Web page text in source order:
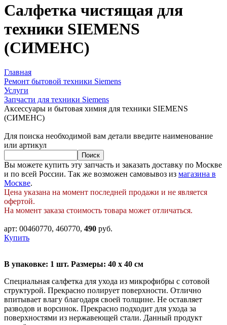
Салфетка чистящая для
техники SIEMENS
(СИМЕНС)
Главная
Ремонт бытовой техники Siemens
Услуги
Запчасти для техники Siemens
Аксессуары и бытовая химия для техники SIEMENS
(СИМЕНС)
Для поиска необходимой вам детали введите наименование
или артикул
Вы можете купить эту запчасть и заказать доставку по Москве
и по всей России. Так же возможен самовывоз из магазина в
Москве.
Цена указана на момент последней продажи и не является
офертой.
На момент заказа стоимость товара может отличаться.
арт: 00460770, 460770, 490 руб.
Купить
В упаковке: 1 шт. Размеры: 40 x 40 см
Специальная салфетка для ухода из микрофибры с сотовой
структурой. Прекрасно полирует поверхности. Отлично
впитывает влагу благодаря своей толщине. Не оставляет
разводов и ворсинок. Прекрасно подходит для ухода за
поверхностями из нержавеющей стали. Данный продукт